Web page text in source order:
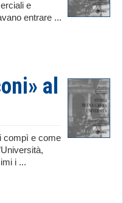
e
entrare ...
al
compì e come
i ...